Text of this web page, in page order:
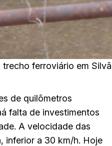
ferroviário em
de quilômetros
falta de investimentos
A velocidade das
inferior a 30 km/h. Hoje